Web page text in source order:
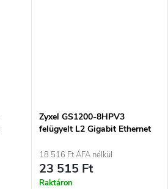
Zyxel GS1200-8HPV3
felügyelt L2 Gigabit Ethernet
Power over Ethernet (PoE)
asztali szürke
18 516 Ft ÁFA nélkül
23 515 Ft
Raktáron